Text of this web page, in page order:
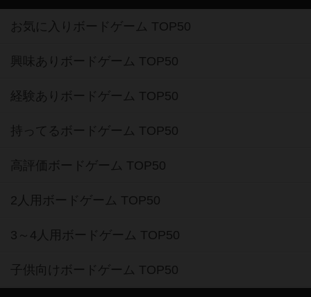
お気に入りボードゲーム TOP50
興味ありボードゲーム TOP50
経験ありボードゲーム TOP50
持ってるボードゲーム TOP50
高評価ボードゲーム TOP50
2人用ボードゲーム TOP50
3～4人用ボードゲーム TOP50
子供向けボードゲーム TOP50